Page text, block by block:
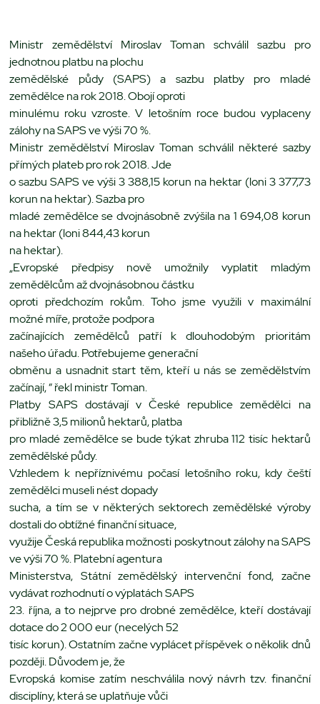
Ministr zemědělství Miroslav Toman schválil sazbu pro
jednotnou platbu na plochu
zemědělské půdy (SAPS) a sazbu platby pro mladé
zemědělce na rok 2018. Obojí oproti
minulému roku vzroste. V letošním roce budou vyplaceny
zálohy na SAPS ve výši 70 %.
Ministr zemědělství Miroslav Toman schválil některé sazby
přímých plateb pro rok 2018. Jde
o sazbu SAPS ve výši 3 388,15 korun na hektar (loni 3 377,73
korun na hektar). Sazba pro
mladé zemědělce se dvojnásobně zvýšila na 1 694,08 korun
na hektar (loni 844,43 korun
na hektar).
„Evropské předpisy nově umožnily vyplatit mladým
zemědělcům až dvojnásobnou částku
oproti předchozím rokům. Toho jsme využili v maximální
možné míře, protože podpora
začínajících zemědělců patří k dlouhodobým prioritám
našeho úřadu. Potřebujeme generační
obměnu a usnadnit start těm, kteří u nás se zemědělstvím
začínají, “ řekl ministr Toman.
Platby SAPS dostávají v České republice zemědělci na
přibližně 3,5 milionů hektarů, platba
pro mladé zemědělce se bude týkat zhruba 112 tisíc hektarů
zemědělské půdy.
Vzhledem k nepříznivému počasí letošního roku, kdy čeští
zemědělci museli nést dopady
sucha, a tím se v některých sektorech zemědělské výroby
dostali do obtížné finanční situace,
využije Česká republika možnosti poskytnout zálohy na SAPS
ve výši 70 %. Platební agentura
Ministerstva, Státní zemědělský intervenční fond, začne
vydávat rozhodnutí o výplatách SAPS
23. října, a to nejprve pro drobné zemědělce, kteří dostávají
dotace do 2 000 eur (necelých 52
tisíc korun). Ostatním začne vyplácet příspěvek o několik dnů
později. Důvodem je, že
Evropská komise zatím neschválila nový návrh tzv. finanční
disciplíny, která se uplatňuje vůči